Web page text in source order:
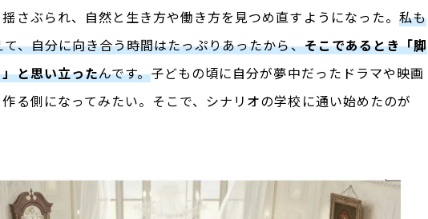
さぶられ、自然と生き方や働き方を見つめ直すようになった。 私も
、自分に向き合う時間はたっぷりあったから、そこであるとき「脚
と思い立ったんです。子どもの頃に自分が夢中だったドラマや映画
る側になってみたい。そこで、シナリオの学校に通い始めたのが